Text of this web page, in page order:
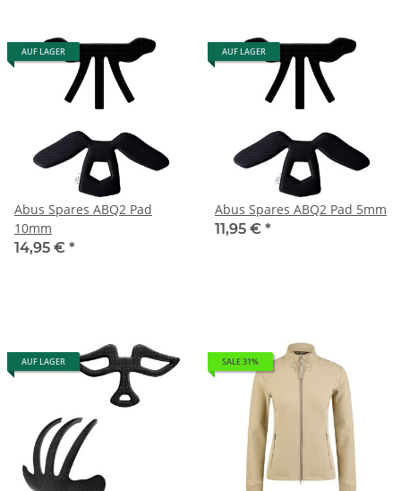
AUF LAGER
Abus Spares ABQ2 Pad
10mm
14,95 € *
AUF LAGER
Abus Spares ABQ2 Pad 5mm
11,95 € *
AUF LAGER SALE 31%